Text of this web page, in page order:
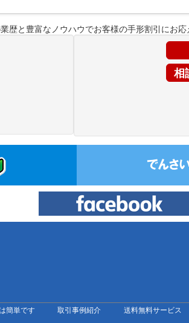
歴と豊富なノウハウでお客様の手形割引にお応
相
簡単です 取引事例紹介 送料無料サービス